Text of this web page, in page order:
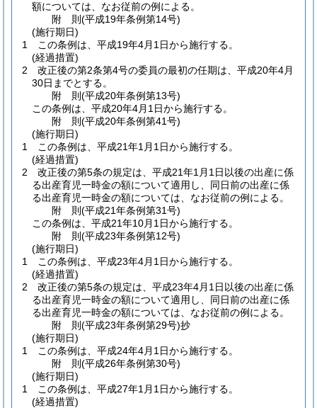
額については、なお従前の例による。
附 則(平成19年条例第14号)
(施行期日)
1
この条例は、平成19年4月1日から施行する。
(経過措置)
2
改正後の第2条第4号の委員の最初の任期は、平成20年4月
30日までとする。
附 則(平成20年条例第13号)
この条例は、平成20年4月1日から施行する。
附 則(平成20年条例第41号)
(施行期日)
1
この条例は、平成21年1月1日から施行する。
(経過措置)
2
改正後の第5条の規定は、平成21年1月1日以後の出産に係
る出産育児一時金の額について適用し、同日前の出産に係
る出産育児一時金の額については、なお従前の例による。
附 則(平成21年条例第31号)
この条例は、平成21年10月1日から施行する。
附 則(平成23年条例第12号)
(施行期日)
1
この条例は、平成23年4月1日から施行する。
(経過措置)
2
改正後の第5条の規定は、平成23年4月1日以後の出産に係
る出産育児一時金の額について適用し、同日前の出産に係
る出産育児一時金の額については、なお従前の例による。
附 則(平成23年条例第29号)抄
(施行期日)
1
この条例は、平成24年4月1日から施行する。
附 則(平成26年条例第30号)
(施行期日)
1
この条例は、平成27年1月1日から施行する。
(経過措置)